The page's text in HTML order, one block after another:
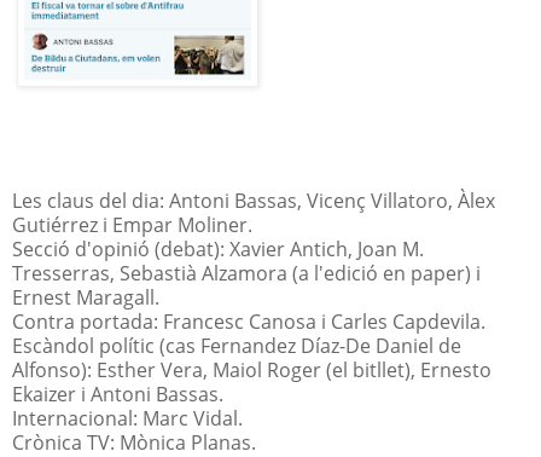
Les claus del dia: Antoni Bassas, Vicenç Villatoro, Àlex
Gutiérrez i Empar Moliner.
Secció d'opinió (debat): Xavier Antich, Joan M.
Tresserras, Sebastià Alzamora (a l'edició en paper) i
Ernest Maragall.
Contra portada: Francesc Canosa i Carles Capdevila.
Escàndol polític (cas Fernandez Díaz-De Daniel de
Alfonso): Esther Vera, Maiol Roger (el bitllet), Ernesto
Ekaizer i Antoni Bassas.
Internacional: Marc Vidal.
Crònica TV: Mònica Planas.